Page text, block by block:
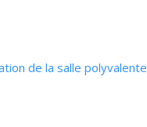
de la salle polyvalente